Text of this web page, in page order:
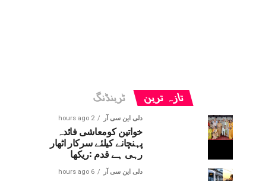
تازہ ترین ٹرینڈنگ
دلی این سی آر 2 hours ago
خواتین کومعاشی فائدہ
پہنچانے کیلئے سرکار اٹھار
رہی ہے قدم :ریکھا
دلی این سی آر 6 hours ago